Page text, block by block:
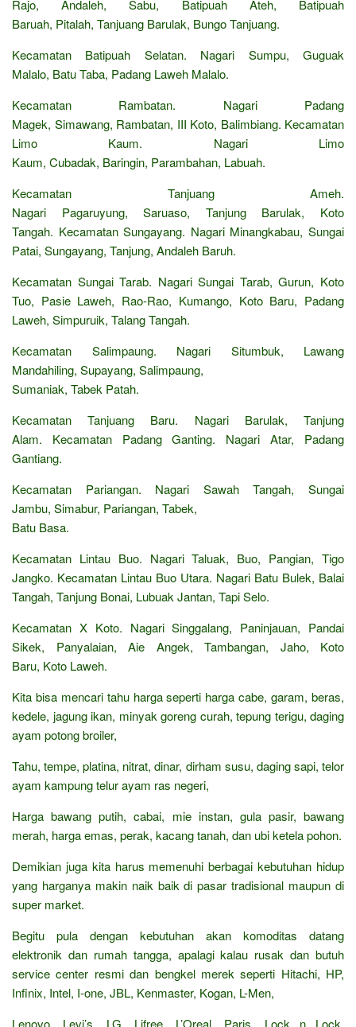
Rajo, Andaleh, Sabu, Batipuah Ateh, Batipuah
Baruah, Pitalah, Tanjuang Barulak, Bungo Tanjuang.
Kecamatan Batipuah Selatan. Nagari Sumpu, Guguak
Malalo, Batu Taba, Padang Laweh Malalo.
Kecamatan Rambatan. Nagari Padang
Magek, Simawang, Rambatan, III Koto, Balimbiang. Kecamatan
Limo Kaum. Nagari Limo
Kaum, Cubadak, Baringin, Parambahan, Labuah.
Kecamatan Tanjuang Ameh.
Nagari Pagaruyung, Saruaso, Tanjung Barulak, Koto
Tangah. Kecamatan Sungayang. Nagari Minangkabau, Sungai
Patai, Sungayang, Tanjung, Andaleh Baruh.
Kecamatan Sungai Tarab. Nagari Sungai Tarab, Gurun, Koto
Tuo, Pasie Laweh, Rao-Rao, Kumango, Koto Baru, Padang
Laweh, Simpuruik, Talang Tangah.
Kecamatan Salimpaung. Nagari Situmbuk, Lawang
Mandahiling, Supayang, Salimpaung,
Sumaniak, Tabek Patah.
Kecamatan Tanjuang Baru. Nagari Barulak, Tanjung
Alam. Kecamatan Padang Ganting. Nagari Atar, Padang
Gantiang.
Kecamatan Pariangan. Nagari Sawah Tangah, Sungai
Jambu, Simabur, Pariangan, Tabek,
Batu Basa.
Kecamatan Lintau Buo. Nagari Taluak, Buo, Pangian, Tigo
Jangko. Kecamatan Lintau Buo Utara. Nagari Batu Bulek, Balai
Tangah, Tanjung Bonai, Lubuak Jantan, Tapi Selo.
Kecamatan X Koto. Nagari Singgalang, Paninjauan, Pandai
Sikek, Panyalaian, Aie Angek, Tambangan, Jaho, Koto
Baru, Koto Laweh.
Kita bisa mencari tahu harga seperti harga cabe, garam, beras,
kedele, jagung ikan, minyak goreng curah, tepung terigu, daging
ayam potong broiler,
Tahu, tempe, platina, nitrat, dinar, dirham susu, daging sapi, telor
ayam kampung telur ayam ras negeri,
Harga bawang putih, cabai, mie instan, gula pasir, bawang
merah, harga emas, perak, kacang tanah, dan ubi ketela pohon.
Demikian juga kita harus memenuhi berbagai kebutuhan hidup
yang harganya makin naik baik di pasar tradisional maupun di
super market.
Begitu pula dengan kebutuhan akan komoditas datang
elektronik dan rumah tangga, apalagi kalau rusak dan butuh
service center resmi dan bengkel merek seperti Hitachi, HP,
Infinix, Intel, I-one, JBL, Kenmaster, Kogan, L-Men,
Lenovo, Levi’s, LG, Lifree, L’Oreal, Paris, Lock n Lock,